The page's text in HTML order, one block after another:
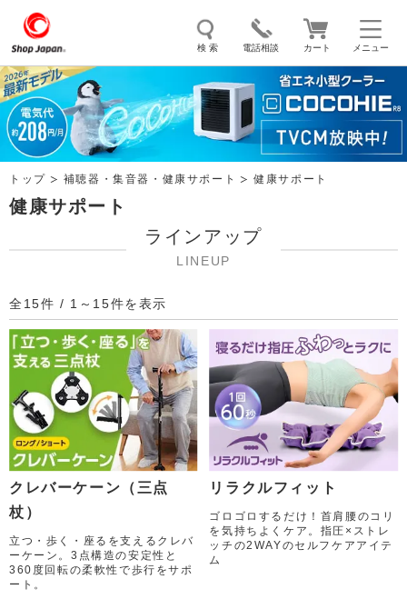
メニュー
検 索 電話相談 カート
トゥルースリーパー ソイリッチ ここひえ 枕
掃除機 クッキングプロ 補聴器 マイキュット
エアコン オーラルスマイル
トップ 補聴器・集音器・健康サポート 健康サポート
健康サポート
ラインアップ
LINEUP
全15件 / 1～15件を表示
クレバーケーン（三点
杖）
立つ・歩く・座るを支えるクレバ
ーケーン。3点構造の安定性と
360度回転の柔軟性で歩行をサポ
ート。
リラクルフィット
ゴロゴロするだけ！首肩腰のコリ
を気持ちよくケア。指圧×ストレ
ッチの2WAYのセルフケアアイテ
ム